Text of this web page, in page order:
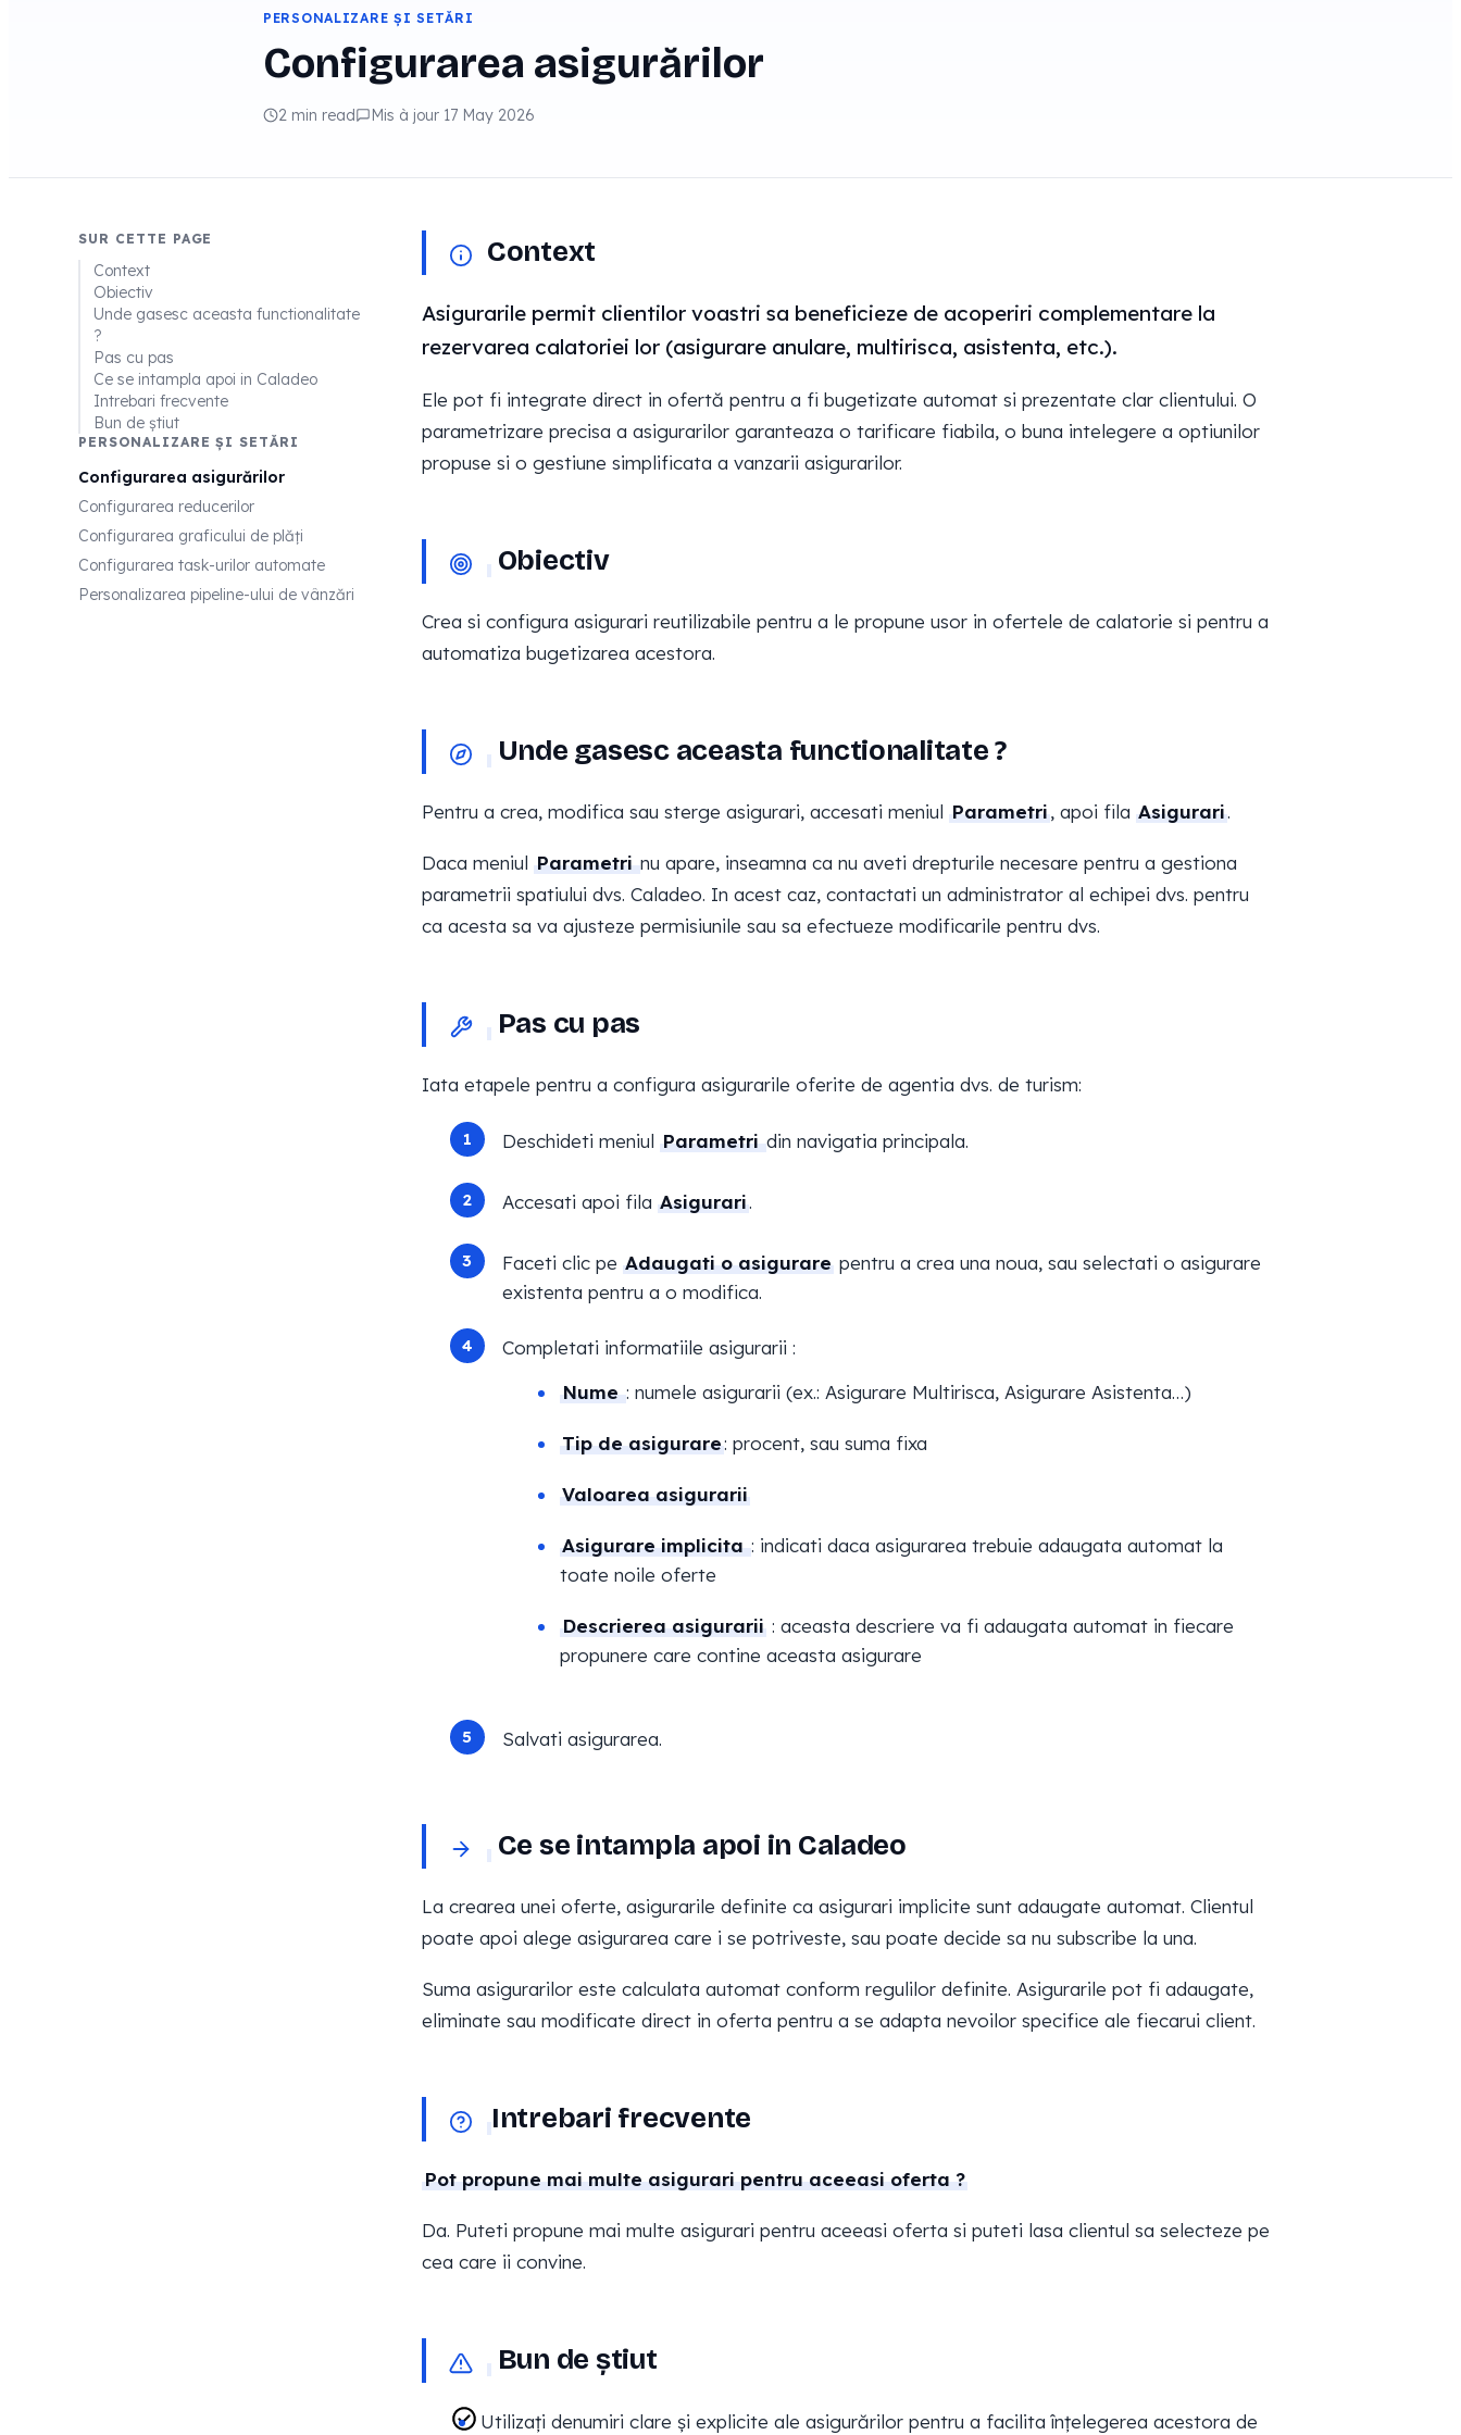
PERSONALIZARE ȘI SETĂRI
Configurarea asigurărilor
2 min read Mis à jour 17 May 2026
SUR CETTE PAGE
Context
Obiectiv
Unde gasesc aceasta functionalitate
?
Pas cu pas
Ce se intampla apoi in Caladeo
Intrebari frecvente
Bun de știut
PERSONALIZARE ȘI SETĂRI
Configurarea asigurărilor
Configurarea reducerilor
Configurarea graficului de plăți
Configurarea task-urilor automate
Personalizarea pipeline-ului de vânzări
Context
Asigurarile permit clientilor voastri sa beneficieze de acoperiri complementare la
rezervarea calatoriei lor (asigurare anulare, multirisca, asistenta, etc.).
Ele pot fi integrate direct in ofertă pentru a fi bugetizate automat si prezentate clar clientului. O
parametrizare precisa a asigurarilor garanteaza o tarificare fiabila, o buna intelegere a optiunilor
propuse si o gestiune simplificata a vanzarii asigurarilor.
Obiectiv
Crea si configura asigurari reutilizabile pentru a le propune usor in ofertele de calatorie si pentru a
automatiza bugetizarea acestora.
Unde gasesc aceasta functionalitate ?
Pentru a crea, modifica sau sterge asigurari, accesati meniul Parametri, apoi fila Asigurari.
Daca meniul Parametrinu apare, inseamna ca nu aveti drepturile necesare pentru a gestiona
parametrii spatiului dvs. Caladeo. In acest caz, contactati un administrator al echipei dvs. pentru
ca acesta sa va ajusteze permisiunile sau sa efectueze modificarile pentru dvs.
Pas cu pas
Iata etapele pentru a configura asigurarile oferite de agentia dvs. de turism:
Deschideti meniul Parametridin navigatia principala.
Accesati apoi fila Asigurari.
Faceti clic pe Adaugati o asigurarepentru a crea una noua, sau selectati o asigurare
existenta pentru a o modifica.
Completati informatiile asigurarii :
Nume: numele asigurarii (ex.: Asigurare Multirisca, Asigurare Asistenta…)
Tip de asigurare: procent, sau suma fixa
Valoarea asigurarii
Asigurare implicita: indicati daca asigurarea trebuie adaugata automat la
toate noile oferte
Descrierea asigurarii : aceasta descriere va fi adaugata automat in fiecare
propunere care contine aceasta asigurare
Salvati asigurarea.
Ce se intampla apoi in Caladeo
La crearea unei oferte, asigurarile definite ca asigurari implicite sunt adaugate automat. Clientul
poate apoi alege asigurarea care i se potriveste, sau poate decide sa nu subscribe la una.
Suma asigurarilor este calculata automat conform regulilor definite. Asigurarile pot fi adaugate,
eliminate sau modificate direct in oferta pentru a se adapta nevoilor specifice ale fiecarui client.
Intrebari frecvente
Pot propune mai multe asigurari pentru aceeasi oferta ?
Da. Puteti propune mai multe asigurari pentru aceeasi oferta si puteti lasa clientul sa selecteze pe
cea care ii convine.
Bun de știut
Utilizați denumiri clare și explicite ale asigurărilor pentru a facilita înțelegerea acestora de